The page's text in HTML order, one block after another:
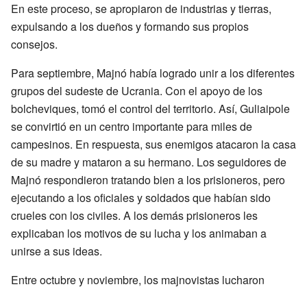
En este proceso, se apropiaron de industrias y tierras,
expulsando a los dueños y formando sus propios
consejos.
Para septiembre, Majnó había logrado unir a los diferentes
grupos del sudeste de Ucrania. Con el apoyo de los
bolcheviques, tomó el control del territorio. Así, Guliaipole
se convirtió en un centro importante para miles de
campesinos. En respuesta, sus enemigos atacaron la casa
de su madre y mataron a su hermano. Los seguidores de
Majnó respondieron tratando bien a los prisioneros, pero
ejecutando a los oficiales y soldados que habían sido
crueles con los civiles. A los demás prisioneros les
explicaban los motivos de su lucha y los animaban a
unirse a sus ideas.
Entre octubre y noviembre, los majnovistas lucharon